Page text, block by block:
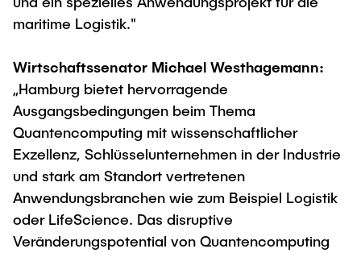
maritime Logistik."
Wirtschaftssenator Michael Westhagemann:
„Hamburg bietet hervorragende
Ausgangsbedingungen beim Thema
Quantencomputing mit wissenschaftlicher
Exzellenz, Schlüsselunternehmen in der Industrie
und stark am Standort vertretenen
Anwendungsbranchen wie zum Beispiel Logistik
oder LifeScience. Das disruptive
Veränderungspotential von Quantencomputing